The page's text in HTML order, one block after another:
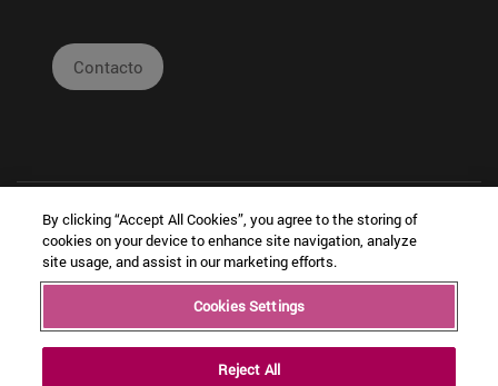
Contacto
Copyright © Ceit Información
Legal
By clicking “Accept All Cookies”, you agree to the storing of
cookies on your device to enhance site navigation, analyze
site usage, and assist in our marketing efforts.
Cookies Settings
Reject All